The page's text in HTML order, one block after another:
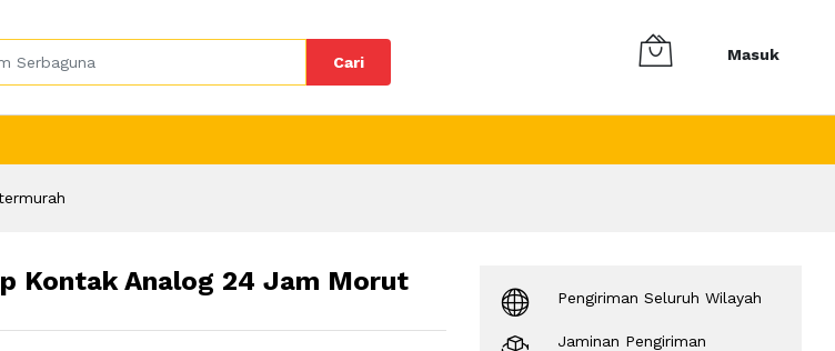
Cari Masuk
Kontak Analog 24 Jam Morut
Pengiriman Seluruh Wilayah
Jaminan Pengiriman